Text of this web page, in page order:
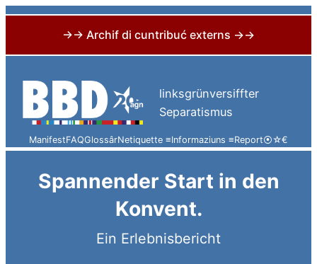
→→ Archif di cuntribuć externs →→
content
linksgrünversiffter
Separatismus
ManifestFAQGlossârNetiquette ≡Informaziuns ≡Report⦿☆€
Spannender Start in den
Konvent.
Ein Erlebnisbericht